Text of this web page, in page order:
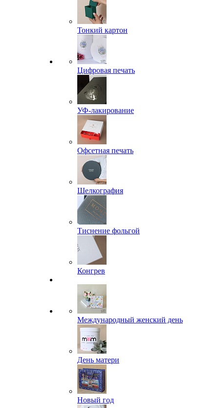
Тонкий картон
Цифровая печать
УФ-лакирование
Офсетная печать
Шелкография
Тиснение фольгой
Конгрев
Международный женский день
День матери
Новый год